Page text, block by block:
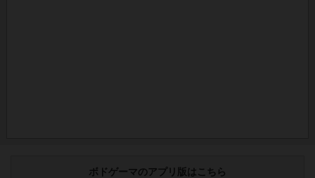
ボドゲーマのアプリ版はこちら